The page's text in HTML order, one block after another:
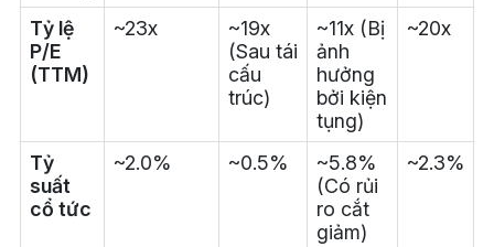
Tỷ lệ
P/E
(TTM)
~23x
~19x
(Sau tái
cấu
trúc)
~11x (Bị
ảnh
hưởng
bởi kiện
tụng)
~20x
Tỷ
suất
cổ tức
~2.0% ~0.5%
~5.8%
(Có rủi
ro cắt
giảm)
~2.3%